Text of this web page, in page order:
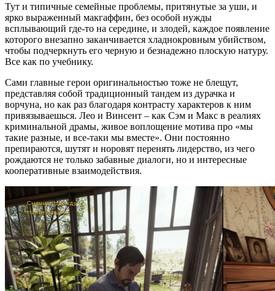
Тут и типичные семейные проблемы, притянутые за уши, и
ярко выраженный макгаффин, без особой нужды
всплывающий где-то на середине, и злодей, каждое появление
которого внезапно заканчивается хладнокровным убийством,
чтобы подчеркнуть его черную и безнадежно плоскую натуру.
Все как по учебнику.
Сами главные герои оригинальностью тоже не блещут,
представляя собой традиционный тандем из дурачка и
ворчуна, но как раз благодаря контрасту характеров к ним
привязываешься. Лео и Винсент – как Сэм и Макс в реалиях
криминальной драмы, живое воплощение мотива про «мы
такие разные, и все-таки мы вместе». Они постоянно
препираются, шутят и норовят перенять лидерство, из чего
рождаются не только забавные диалоги, но и интересные
кооперативные взаимодействия.